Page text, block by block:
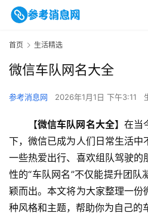
首页 生活精选
微信车队网名大全
参考消息网 2026年1月1日 下午3:11
【微信车队网名大全】在当
下，微信已成为人们日常生活中
一些热爱出行、喜欢组队驾驶的
性的“车队网名”不仅能提升团
颖而出。本文将为大家整理一份
种风格和主题，帮助你为自己的